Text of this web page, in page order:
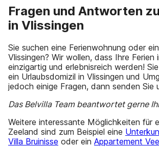
Fragen und Antworten
in Vlissingen
Sie suchen eine Ferienwohnung oder
Vlissingen? Wir wollen, dass Ihre Ferien
einzigartig und erlebnisreich werden!
ein Urlaubsdomizil in Vlissingen und
jedoch einige Fragen, dann senden Sie
Das Belvilla Team beantwortet gerne
Weitere interessante Möglichkeiten für
Zeeland sind zum Beispiel eine
Villa Bruinisse oder ein Appartement